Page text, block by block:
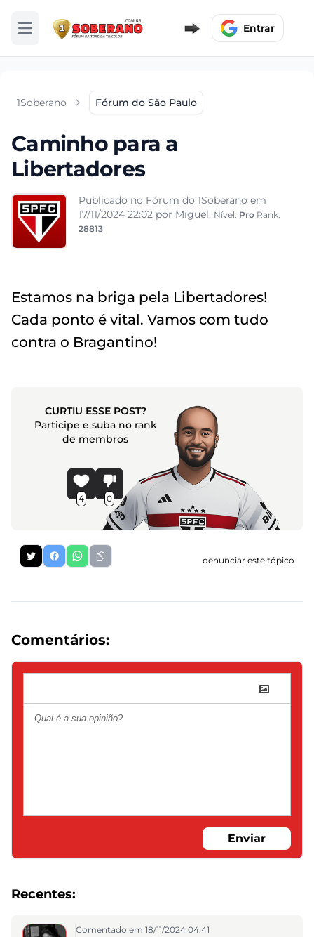
Abrir menu Entrar
1Soberano Fórum do São Paulo
Caminho para a
Libertadores
Publicado no Fórum do 1Soberano em
17/11/2024 22:02 por Miguel, Nível: Pro Rank:
28813
Estamos na briga pela Libertadores!
Cada ponto é vital. Vamos com tudo
contra o Bragantino!
CURTIU ESSE POST?
Participe e suba no rank
de membros
4 0
denunciar este tópico
Comentários:
Enviar
Recentes:
Comentado em 18/11/2024 04:41